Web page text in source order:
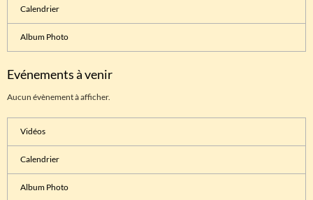
Calendrier
Album Photo
Evénements à venir
Aucun évènement à afficher.
Vidéos
Calendrier
Album Photo